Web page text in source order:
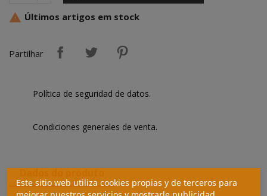
 Últimos artigos em stock
Partilhar
Política de seguridad de datos.
Condiciones generales de venta.
Este sitio web utiliza cookies propias y de terceros para